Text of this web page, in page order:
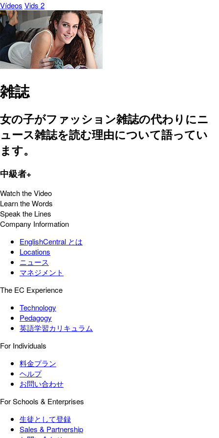
Vídeos Vids 2
雑誌
女の子がファッション雑誌の代わりにニ
ュース雑誌を読む理由について語ってい
ます。
中級者+
Watch the Video
Learn the Words
Speak the Lines
Company Information
EnglishCentral とは
Locations
ニュース
マネジメント
The EC Experience
Technology
Pedagogy
英語学習カリキュラム
For Individuals
料金プラン
ヘルプ
お問い合わせ
For Schools & Enterprises
生徒として登録
Sales & Partnership